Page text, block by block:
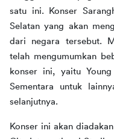
satu ini. Konser
Selatan yang akan
dari negara tersebut.
telah mengumumkan
konser ini, yaitu
Sementara untuk
selanjutnya.
Konser ini akan